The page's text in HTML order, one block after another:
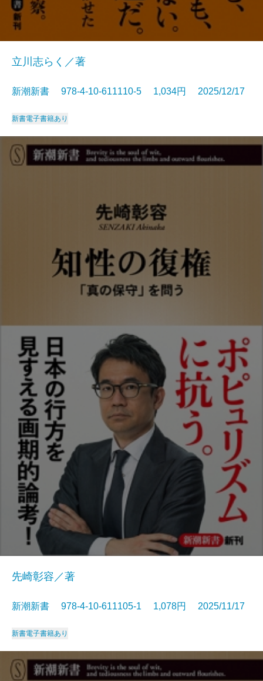
立川志らく／著
新潮新書 978-4-10-611110-5 1,034円 2025/12/17
新書電子書籍あり
先崎彰容／著
新潮新書 978-4-10-611105-1 1,078円 2025/11/17
新書電子書籍あり